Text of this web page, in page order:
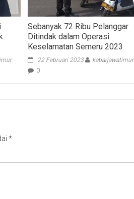
Sebanyak 72 Ribu Pelanggar
Ditindak dalam Operasi
Keselamatan Semeru 2023
22 Februari 2023
kabarjawatimur
0
*